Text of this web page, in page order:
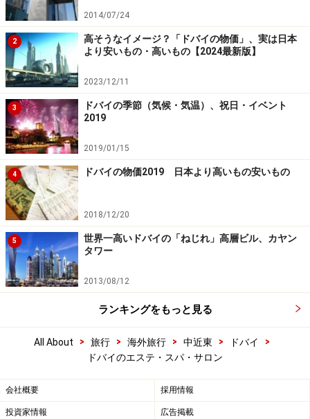
2014/07/24
2
高そうなイメージ？「ドバイの物価」、実は日本
より安いもの・高いもの【2024最新版】
2023/12/11
3
ドバイの季節（気候・気温）、祝日・イベント
2019
2019/01/15
4 ドバイの物価2019 日本より高いもの安いもの
2018/12/20
5
世界一高いドバイの「ねじれ」高層ビル、カヤン
タワー
2013/08/12
ランキングをもっと見る
All About > 旅行 > 海外旅行 > 中近東 > ドバイ
>
ドバイのエステ・スパ・サロン
会社概要 採用情報
投資家情報 広告掲載